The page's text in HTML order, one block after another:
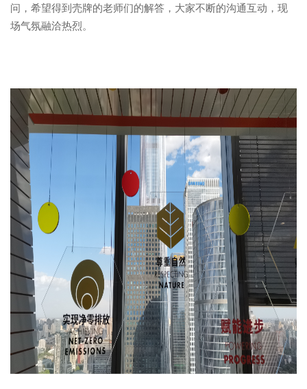
问，希望得到壳牌的老师们的解答，大家不断的沟通互动，现
场气氛融洽热烈。